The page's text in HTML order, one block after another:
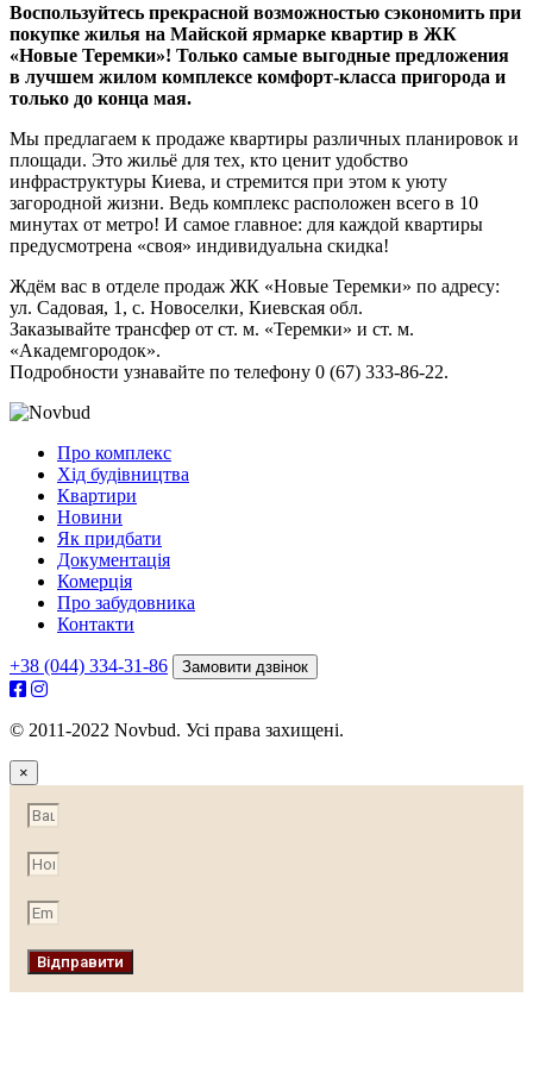
Воспользуйтесь прекрасной возможностью сэкономить при
покупке жилья на Майской ярмарке квартир в ЖК
«Новые Теремки»! Только самые выгодные предложения
в лучшем жилом комплексе комфорт-класса пригорода и
только до конца мая.
Мы предлагаем к продаже квартиры различных планировок и
площади. Это жильё для тех, кто ценит удобство
инфраструктуры Киева, и стремится при этом к уюту
загородной жизни. Ведь комплекс расположен всего в 10
минутах от метро! И самое главное: для каждой квартиры
предусмотрена «своя» индивидуальна скидка!
Ждём вас в отделе продаж ЖК «Новые Теремки» по адресу:
ул. Садовая, 1, с. Новоселки, Киевская обл.
Заказывайте трансфер от ст. м. «Теремки» и ст. м.
«Академгородок».
Подробности узнавайте по телефону ‎‎0 (67) 333-86-22.
Про комплекс
Хід будівництва
Квартири
Новини
Як придбати
Документація
Комерція
Про забудовника
Контакти
+38 (044) 334-31-86 Замовити дзвінок
© 2011-2022 Novbud. Усі права захищені.
×
Відправити